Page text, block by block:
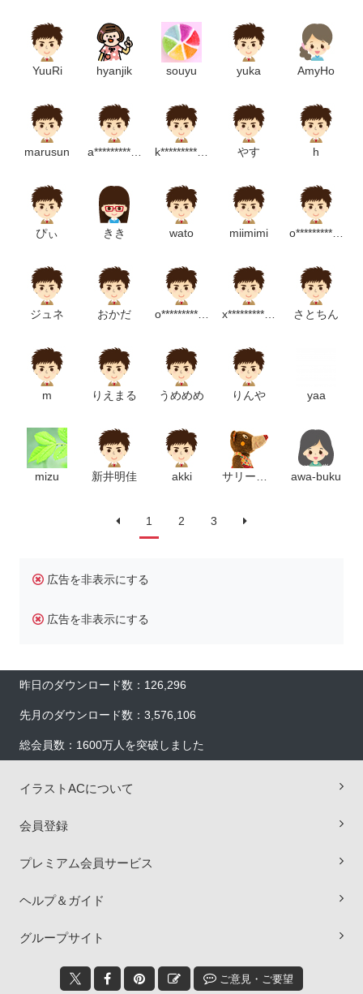
YuuRi hyanjik souyu yuka AmyHo
marusun a**************************p k*******************m やす h
ぴぃ きき wato miimimi o*****************m
ジュネ おかだ o*********************m x***********************p さとちん
m りえまる うめめめ りんや yaa
mizu 新井明佳 akki サリーちゃん awa-buku
1 2 3
広告を非表示にする
広告を非表示にする
昨日のダウンロード数：126,296
先月のダウンロード数：3,576,106
総会員数：1600万人を突破しました
イラストACについて
会員登録
プレミアム会員サービス
ヘルプ＆ガイド
グループサイト
ご意見・ご要望